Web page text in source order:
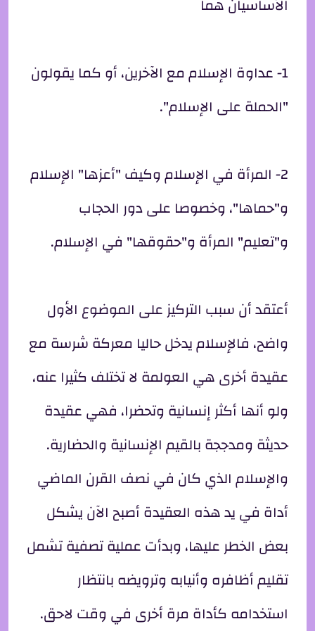
الأساسيان هما
1- عداوة الإسلام مع الآخرين، أو كما يقولون
"الحملة على الإسلام".
2- المرأة في الإسلام وكيف "أعزها" الإسلام
و"حماها"، وخصوصا على دور الحجاب
و"تعليم" المرأة و"حقوقها" في الإسلام.
أعتقد أن سبب التركيز على الموضوع الأول
واضح، فالإسلام يدخل حاليا معركة شرسة مع
عقيدة أخرى هي العولمة لا تختلف كثيرا عنه،
ولو أنها أكثر إنسانية وتحضرا، فهي عقيدة
حديثة ومدججة بالقيم الإنسانية والحضارية.
والإسلام الذي كان في نصف القرن الماضي
أداة في يد هذه العقيدة أصبح الآن يشكل
بعض الخطر عليها، وبدأت عملية تصفية تشمل
تقليم أظافره وأنيابه وترويضه بانتظار
استخدامه كأداة مرة أخرى في وقت لاحق.